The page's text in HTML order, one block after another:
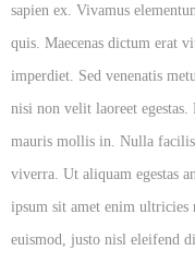
sapien ex. Vivamus
quis. Maecenas dictum erat
imperdiet. Sed venenatis
nisi non velit laoreet egestas.
mauris mollis in. Nulla
viverra. Ut aliquam egestas
ipsum sit amet enim
euismod, justo nisl eleifend